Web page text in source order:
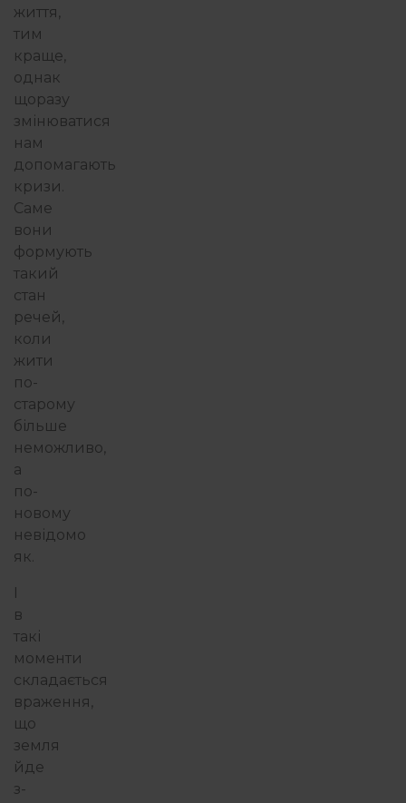
життя,
тим
краще,
однак
щоразу
змінюватися
нам
допомагають
кризи.
Саме
вони
формують
такий
стан
речей,
коли
жити
по-
старому
більше
неможливо,
а
по-
новому
невідомо
як.
І
в
такі
моменти
складається
враження,
що
земля
йде
з-